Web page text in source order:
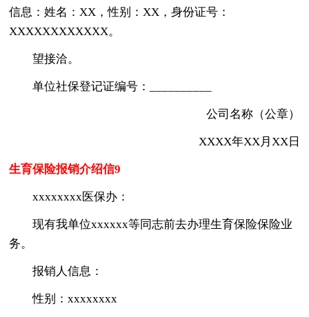
信息：姓名：XX，性别：XX，身份证号：
XXXXXXXXXXXX。
望接洽。
单位社保登记证编号：__________
公司名称（公章）
XXXX年XX月XX日
生育保险报销介绍信9
xxxxxxxx医保办：
现有我单位xxxxxx等同志前去办理生育保险保险业
务。
报销人信息：
性别：xxxxxxxx